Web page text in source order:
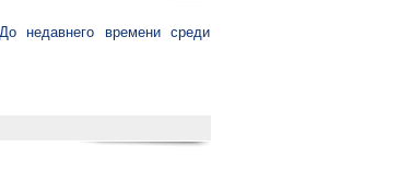
недавнего времени среди